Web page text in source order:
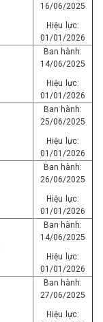
16/06/2025
Hiệu lực:
01/01/2026
Ban hành:
14/06/2025
Hiệu lực:
01/01/2026
Ban hành:
25/06/2025
Hiệu lực:
01/01/2026
Ban hành:
26/06/2025
Hiệu lực:
01/01/2026
Ban hành:
14/06/2025
Hiệu lực:
01/01/2026
Ban hành:
27/06/2025
Hiệu lực: